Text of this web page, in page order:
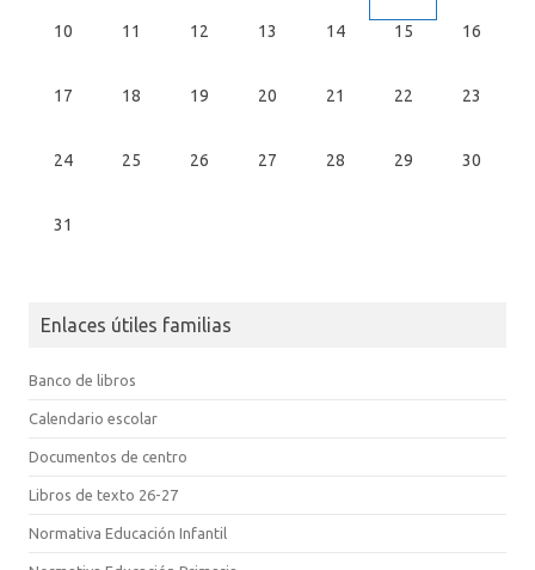
10 11 12 13 14 15 16
17 18 19 20 21 22 23
24 25 26 27 28 29 30
31
Enlaces útiles familias
Banco de libros
Calendario escolar
Documentos de centro
Libros de texto 26-27
Normativa Educación Infantil